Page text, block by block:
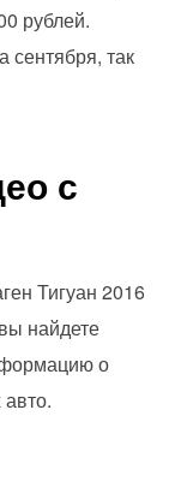
рублей.
сентября, так
с
Тигуан 2016
найдете
о
авто.